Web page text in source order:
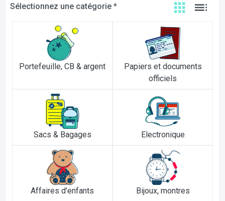
Sélectionnez une catégorie *
Portefeuille, CB & argent
Papiers et documents
officiels
Sacs & Bagages Electronique
Affaires d'enfants Bijoux, montres